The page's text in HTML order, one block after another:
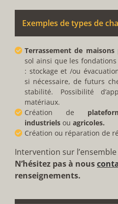
Exemples de types de
Terrassement de maisons
sol ainsi que les
: stockage et /ou
si nécessaire, de futurs
stabilité. Possibilité
matériaux.
Création de
industriels ou agricoles.
Création ou réparation de
Intervention sur l’ensemble
N’hésitez pas à nous
renseignements.